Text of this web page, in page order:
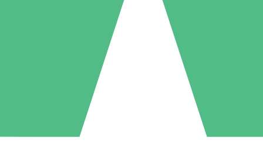
5 Téléchargements
US$